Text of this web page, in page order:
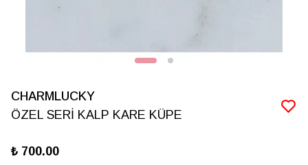
CHARMLUCKY
ÖZEL SERİ KALP KARE KÜPE
₺ 700.00